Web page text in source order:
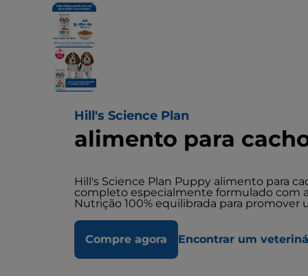
Hill's Science Plan
alimento para
Hill's Science Plan Puppy alimento para
completo especialmente formulado com
Nutrição 100% equilibrada para
Compre agora Encontrar um